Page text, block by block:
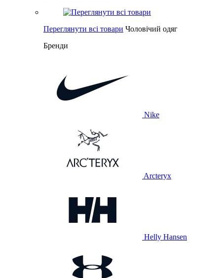
Переглянути всі товари Чоловічий одяг
Бренди
Nike
Arcteryx
Helly Hansen